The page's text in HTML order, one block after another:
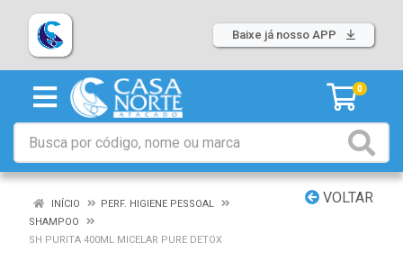
Baixe já nosso APP
0
VOLTAR
INÍCIO
PERF. HIGIENE PESSOAL
SHAMPOO
SH PURITA 400ML MICELAR PURE DETOX